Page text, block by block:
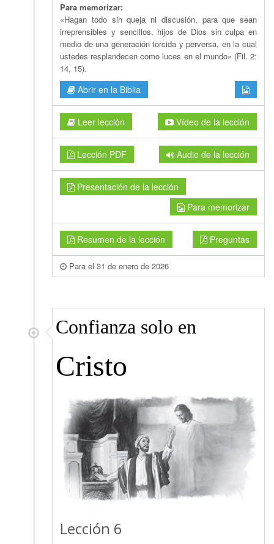
Para memorizar:
«Hagan todo sin queja ni discusión, para que sean
irreprensibles y sencillos, hijos de Dios sin culpa en
medio de una generación torcida y perversa, en la cual
ustedes resplandecen como luces en el mundo» (Fil. 2:
14, 15).
Abrir en la Biblia
Leer lección Vídeo de la lección
Lección PDF Audio de la lección
Presentación de la lección
Para memorizar
Resumen de la lección Preguntas
Para el 31 de enero de 2026
Confianza solo en
Cristo
Lección 6